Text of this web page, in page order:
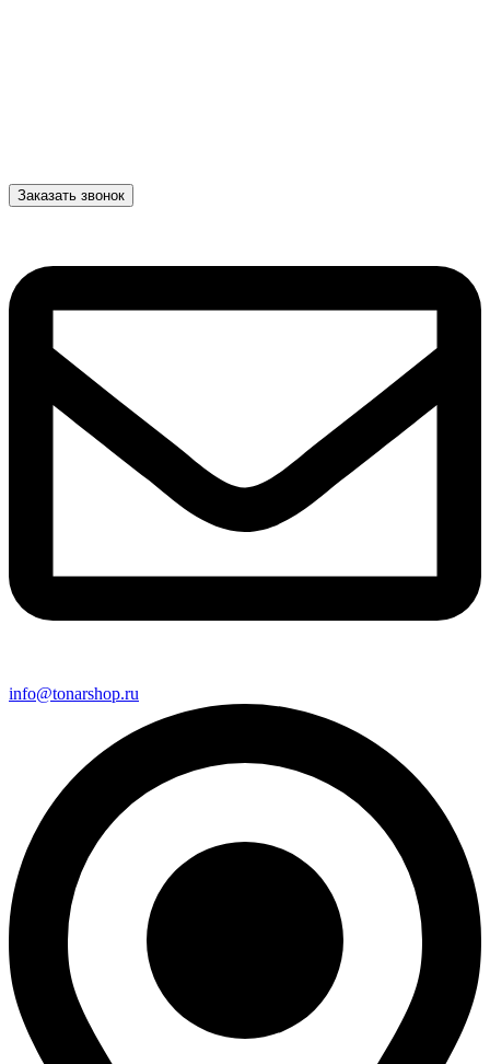
Заказать звонок
info@tonarshop.ru